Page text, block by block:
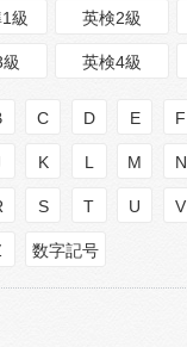
級 英検2級
英検4級
C D E F
K L M N
S T U V
数字記号